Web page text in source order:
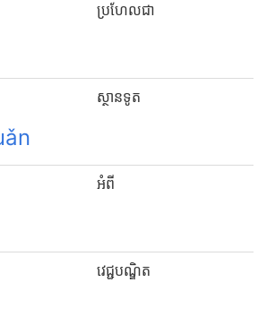
ប្រហែលជា
ស្ថានទូត
អំពី
វេជ្ជបណ្ឌិត